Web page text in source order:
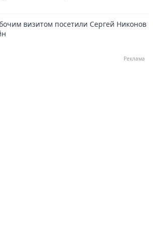
визитом посетили Сергей Никонов
Реклама